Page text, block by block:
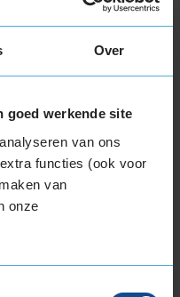
Over
goed werkende site
van ons
functies (ook voor
van
onze